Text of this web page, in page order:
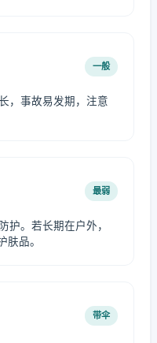
一般
，事故易发期，注意
最弱
护。若长期在户外，
肤品。
带伞